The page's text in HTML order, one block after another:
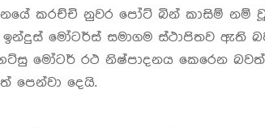
කරච්චි නුවර පෝට් බින් කාසිම් නම්
මෝටර්ස් සමාගම ස්ථාපිතව ඇති
මෝටර් රථ නිෂ්පාදනය කෙරෙන
පෙන්වා දෙයි.